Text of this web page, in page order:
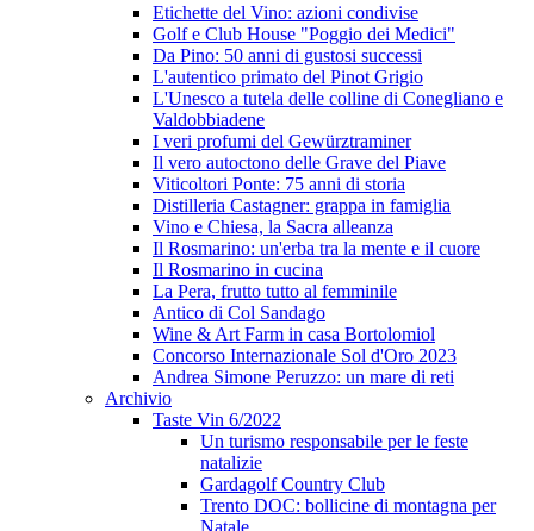
Etichette del Vino: azioni condivise
Golf e Club House "Poggio dei Medici"
Da Pino: 50 anni di gustosi successi
L'autentico primato del Pinot Grigio
L'Unesco a tutela delle colline di Conegliano e
Valdobbiadene
I veri profumi del Gewürztraminer
Il vero autoctono delle Grave del Piave
Viticoltori Ponte: 75 anni di storia
Distilleria Castagner: grappa in famiglia
Vino e Chiesa, la Sacra alleanza
Il Rosmarino: un'erba tra la mente e il cuore
Il Rosmarino in cucina
La Pera, frutto tutto al femminile
Antico di Col Sandago
Wine & Art Farm in casa Bortolomiol
Concorso Internazionale Sol d'Oro 2023
Andrea Simone Peruzzo: un mare di reti
Archivio
Taste Vin 6/2022
Un turismo responsabile per le feste
natalizie
Gardagolf Country Club
Trento DOC: bollicine di montagna per
Natale